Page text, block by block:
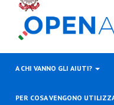
A CHI VANNO GLI AIUTI?
PER COSA VENGONO